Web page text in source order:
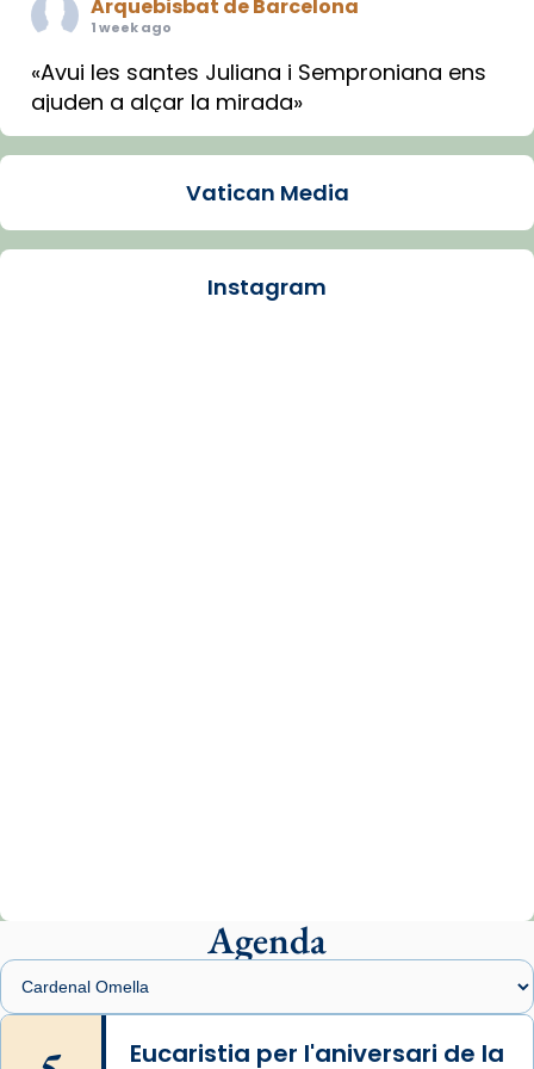
Arquebisbat de Barcelona
1 week ago
«Avui les santes Juliana i Semproniana ens
ajuden a alçar la mirada»
Mons. Sergi Gordo, bisbe de Tortosa, ha
Santes de Mataró.
🔗tinyurl.com/cvu5jmbk
Arquebisbat de Barcelona
2 weeks ago
Memòria de les santes Juliana i
Semproniana, verges i màrtirs.
Vatican Media
Instagram
Agenda
Eucaristia per l'aniversari de la